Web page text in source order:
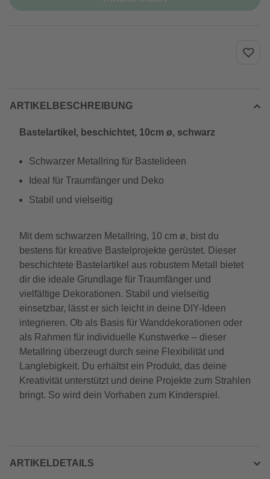
ARTIKELBESCHREIBUNG
Bastelartikel, beschichtet, 10cm ø, schwarz
Schwarzer Metallring für Bastelideen
Ideal für Traumfänger und Deko
Stabil und vielseitig
Mit dem schwarzen Metallring, 10 cm ø, bist du
bestens für kreative Bastelprojekte gerüstet. Dieser
beschichtete Bastelartikel aus robustem Metall bietet
dir die ideale Grundlage für Traumfänger und
vielfältige Dekorationen. Stabil und vielseitig
einsetzbar, lässt er sich leicht in deine DIY-Ideen
integrieren. Ob als Basis für Wanddekorationen oder
als Rahmen für individuelle Kunstwerke – dieser
Metallring überzeugt durch seine Flexibilität und
Langlebigkeit. Du erhältst ein Produkt, das deine
Kreativität unterstützt und deine Projekte zum Strahlen
bringt. So wird dein Vorhaben zum Kinderspiel.
ARTIKELDETAILS